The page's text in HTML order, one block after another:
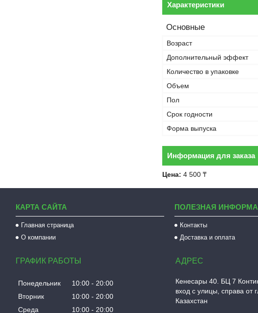
Характеристики
Основные
Возраст
Дополнительный эффект
Количество в упаковке
Объем
Пол
Срок годности
Форма выпуска
Информация для заказа
Цена: 4 500 ₸
КАРТА САЙТА
Главная страница
О компании
ПОЛЕЗНАЯ
Контакты
Доставка и оплата
ГРАФИК РАБОТЫ
Понедельник 10:00
20:00
Вторник
10:00
20:00
Среда
10:00 20:00
Кенесары 40. БЦ 7
вход с улицы, справа от
Казахстан